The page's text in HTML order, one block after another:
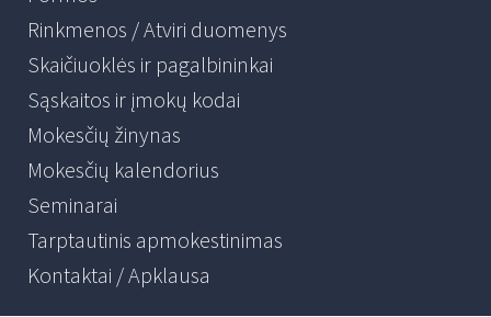
Rinkmenos / Atviri duomenys
Skaičiuoklės ir pagalbininkai
Sąskaitos ir įmokų kodai
Mokesčių žinynas
Mokesčių kalendorius
Seminarai
Tarptautinis apmokestinimas
Kontaktai / Apklausa